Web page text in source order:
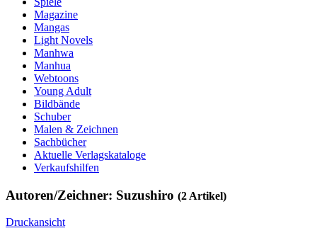
Magazine
Mangas
Light Novels
Manhwa
Manhua
Webtoons
Young Adult
Bildbände
Schuber
Malen & Zeichnen
Sachbücher
Aktuelle Verlagskataloge
Verkaufshilfen
Autoren/Zeichner: Suzushiro (2 Artikel)
Druckansicht